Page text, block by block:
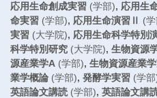
応用生命創成実習(学部), 応用生
命実習(学部), 応用生命演習Ⅱ (
実習(大学院), 応用生命科学特別
科学特別研究(大学院), 生物資源
源産業学A(学部), 生物資源産業
業学概論(学部), 発酵学実習(学部
英語論文講読(学部), 英語論文講